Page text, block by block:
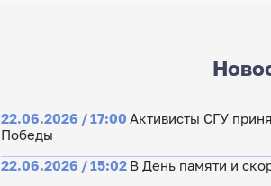
22.06.2026 / 17:00 Активисты СГУ
Победы
22.06.2026 / 15:02 В День памяти и